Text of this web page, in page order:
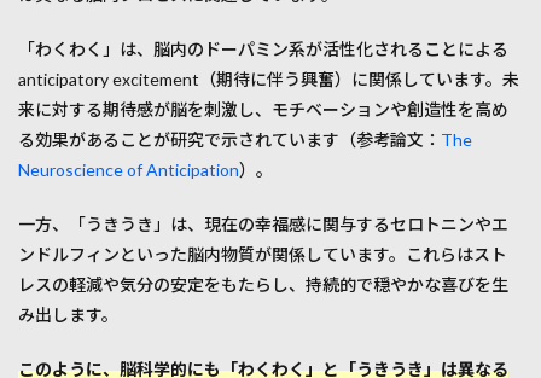
「わくわく」は、脳内のドーパミン系が活性化されることによる
anticipatory excitement（期待に伴う興奮）に関係しています。未
来に対する期待感が脳を刺激し、モチベーションや創造性を高め
る効果があることが研究で示されています（参考論文： The
Neuroscience of Anticipation）。
一方、「うきうき」は、現在の幸福感に関与するセロトニンやエ
ンドルフィンといった脳内物質が関係しています。これらはスト
レスの軽減や気分の安定をもたらし、持続的で穏やかな喜びを生
み出します。
このように、脳科学的にも「わくわく」と「うきうき」は異なる